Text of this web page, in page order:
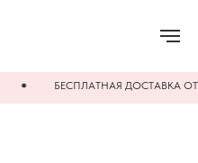
БЕСПЛАТНАЯ ДОСТАВКА ОТ 30